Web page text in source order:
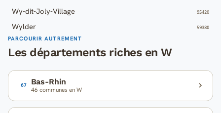
Wy-dit-Joly-Village 95420
Wylder 59380
PARCOURIR AUTREMENT
Les départements riches en W
67 Bas-Rhin
46 communes en W